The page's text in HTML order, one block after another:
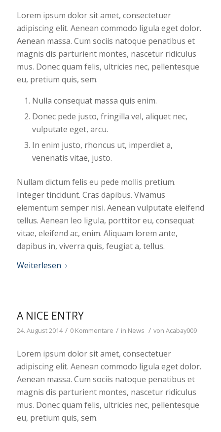
Lorem ipsum dolor sit amet, consectetuer
adipiscing elit. Aenean commodo ligula eget dolor.
Aenean massa. Cum sociis natoque penatibus et
magnis dis parturient montes, nascetur ridiculus
mus. Donec quam felis, ultricies nec, pellentesque
eu, pretium quis, sem.
Nulla consequat massa quis enim.
Donec pede justo, fringilla vel, aliquet nec,
vulputate eget, arcu.
In enim justo, rhoncus ut, imperdiet a,
venenatis vitae, justo.
Nullam dictum felis eu pede mollis pretium.
Integer tincidunt. Cras dapibus. Vivamus
elementum semper nisi. Aenean vulputate eleifend
tellus. Aenean leo ligula, porttitor eu, consequat
vitae, eleifend ac, enim. Aliquam lorem ante,
dapibus in, viverra quis, feugiat a, tellus.
Weiterlesen
A NICE ENTRY
24. August 2014 / 0 Kommentare / in News / von Acabay009
Lorem ipsum dolor sit amet, consectetuer
adipiscing elit. Aenean commodo ligula eget dolor.
Aenean massa. Cum sociis natoque penatibus et
magnis dis parturient montes, nascetur ridiculus
mus. Donec quam felis, ultricies nec, pellentesque
eu, pretium quis, sem.